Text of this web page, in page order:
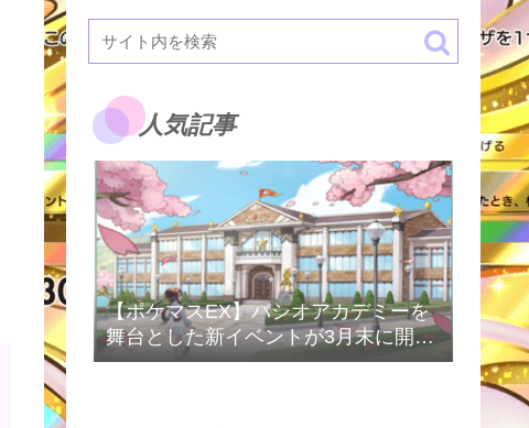
人気記事
【ポケマスEX】パシオアカデミーを
舞台とした新イベントが3月末に開催
予定！